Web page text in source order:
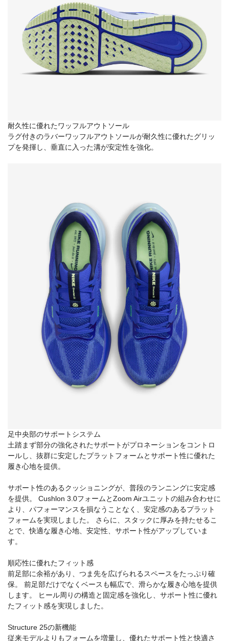
耐久性に優れたワッフルアウトソール
ラグ付きのラバーワッフルアウトソールが耐久性に優れたグリッ
プを発揮し、垂直に入った溝が安定性を強化。
足中央部のサポートシステム
土踏まず部分の強化されたサポートがプロネーションをコントロ
ールし、抜群に安定したプラットフォームとサポート性に優れた
履き心地を提供。
サポート性のあるクッショニングが、普段のランニングに安定感
を提供。 Cushlon 3.0フォームとZoom Airユニットの組み合わせに
より、パフォーマンスを損なうことなく、安定感のあるプラット
フォームを実現しました。 さらに、スタックに厚みを持たせるこ
とで、快適な履き心地、安定性、サポート性がアップしていま
す。
順応性に優れたフィット感
前足部に余裕があり、つま先を広げられるスペースをたっぷり確
保。 前足部だけでなくベースも幅広で、滑らかな履き心地を提供
します。 ヒール周りの構造と固定感を強化し、サポート性に優れ
たフィット感を実現しました。
Structure 25の新機能
従来モデルよりもフォームを増量し、優れたサポート性と快適さ